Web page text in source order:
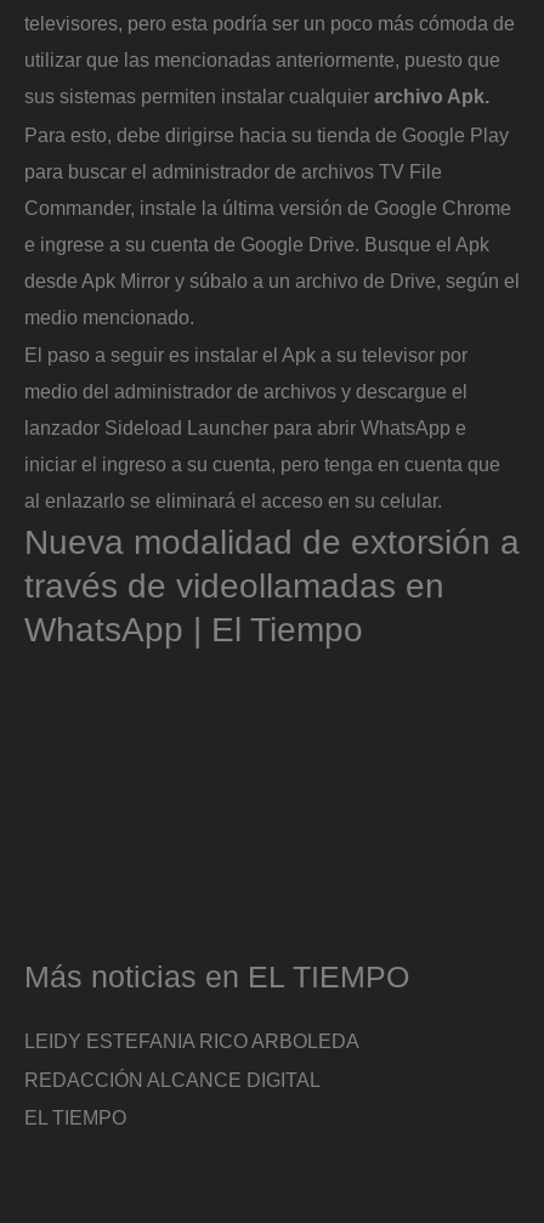
televisores, pero esta podría ser un poco más cómoda de
utilizar que las mencionadas anteriormente, puesto que
sus sistemas permiten instalar cualquier archivo Apk.
Para esto, debe dirigirse hacia su tienda de Google Play
para buscar el administrador de archivos TV File
Commander, instale la última versión de Google Chrome
e ingrese a su cuenta de Google Drive. Busque el Apk
desde Apk Mirror y súbalo a un archivo de Drive, según el
medio mencionado.
El paso a seguir es instalar el Apk a su televisor por
medio del administrador de archivos y descargue el
lanzador Sideload Launcher para abrir WhatsApp e
iniciar el ingreso a su cuenta, pero tenga en cuenta que
al enlazarlo se eliminará el acceso en su celular.
Nueva modalidad de extorsión a
través de videollamadas en
WhatsApp | El Tiempo
Más noticias en EL TIEMPO
LEIDY ESTEFANIA RICO ARBOLEDA
REDACCIÓN ALCANCE DIGITAL
EL TIEMPO